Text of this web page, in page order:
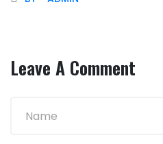
Leave A Comment